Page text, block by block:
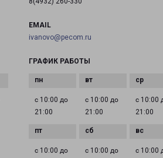
EMAIL
ivanovo@pecom.ru
ГРАФИК РАБОТЫ
с 10:00 до
21:00
с 10:00 до
21:00
с 10:00
21:00
с 10:00 до
с 10:00 до
с 10:00